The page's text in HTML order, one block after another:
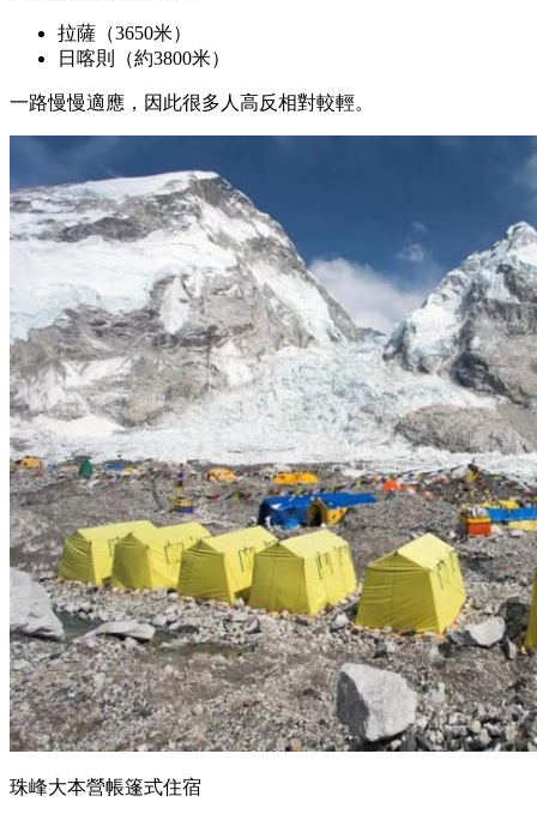
拉薩（3650米）
日喀則（約3800米）
一路慢慢適應，因此很多人高反相對較輕。
珠峰大本營帳篷式住宿